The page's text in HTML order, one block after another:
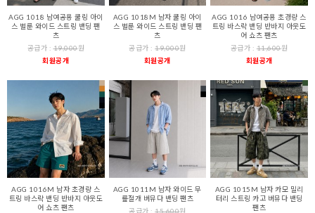
AGG 1018 남여공용 쿨링 아이
스 벌룬 와이드 스트링 밴딩 팬
츠
공급가 :19,000원
회원공개
AGG 1018M 남자 쿨링 아이
스 벌룬 와이드 스트링 밴딩 팬
츠
공급가 :19,000원
회원공개
AGG 1016 남여공용 초경량 스
트링 바스락 밴딩 반바지 아웃도
어 쇼츠 팬츠
공급가 : 11,600원
회원공개
AGG 1016M 남자 초경량 스
트링 바스락 밴딩 반바지 아웃도
어 쇼츠 팬츠
AGG 1011M 남자 와이드 무
릎절개 버뮤다 밴딩 팬츠
공급가 :15,600원
AGG 1015M 남자 카모 밀리
터리 스트링 카고 버뮤다 밴딩
팬츠